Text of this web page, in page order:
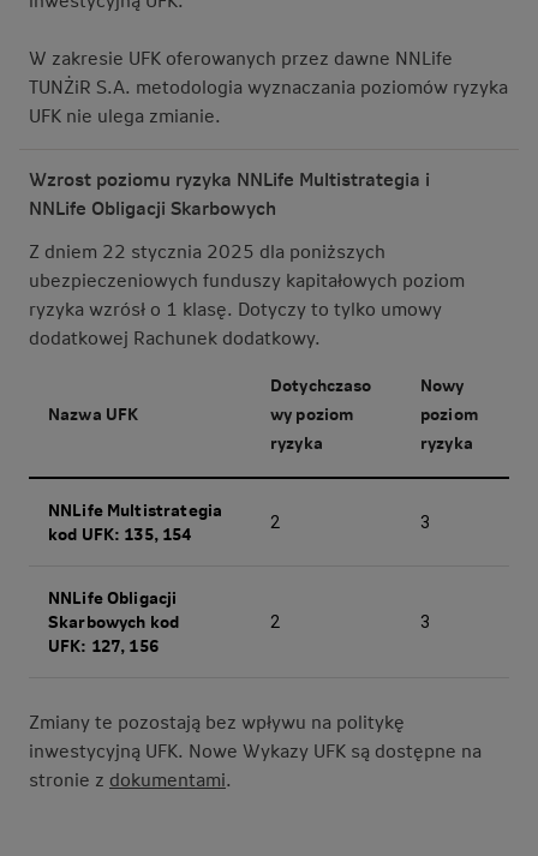
W zakresie UFK oferowanych przez dawne NNLife
TUNŻiR S.A. metodologia wyznaczania poziomów ryzyka
UFK nie ulega zmianie.
Wzrost poziomu ryzyka NNLife Multistrategia i
NNLife Obligacji Skarbowych
Z dniem 22 stycznia 2025 dla poniższych
ubezpieczeniowych funduszy kapitałowych poziom
ryzyka wzrósł o 1 klasę. Dotyczy to tylko umowy
dodatkowej Rachunek dodatkowy.
Nazwa UFK
Dotychczaso
wy poziom
ryzyka
Nowy
poziom
ryzyka
NNLife Multistrategia
kod UFK: 135, 154
2 3
NNLife Obligacji
Skarbowych kod
UFK: 127, 156
2 3
Zmiany te pozostają bez wpływu na politykę
inwestycyjną UFK. Nowe Wykazy UFK są dostępne na
stronie z dokumentami.